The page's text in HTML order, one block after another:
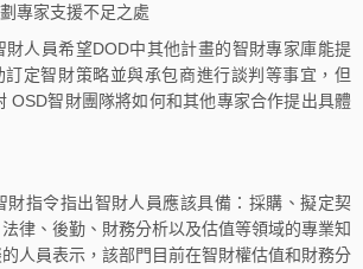
專家支援不足之處
人員希望DOD中其他計畫的智財專家庫能提
訂定智財策略並與承包商進行談判等事宜，但
OSD智財團隊將如何和其他專家合作提出具體
指令指出智財人員應該具備：採購、擬定契
律、後勤、財務分析以及估值等領域的專業知
人員表示，該部門目前在智財權估值和財務分